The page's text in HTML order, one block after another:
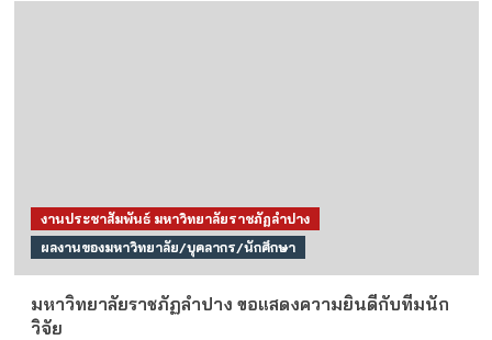
งานประชาสัมพันธ์ มหาวิทยาลัยราชภัฏลำปาง
ผลงานของมหาวิทยาลัย/บุคลากร/นักศึกษา
มหาวิทยาลัยราชภัฏลำปาง ขอแสดงความยินดีกับทีมนัก
วิจัย